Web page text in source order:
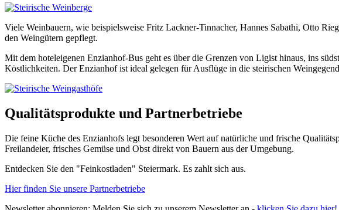
Viele Weinbauern, wie beispielsweise Fritz Lackner-Tinnacher, Hannes Sabathi, Otto
den Weingütern gepflegt.
Mit dem hoteleigenen Enzianhof-Bus geht es über die Grenzen von Ligist hinaus, ins
Köstlichkeiten. Der Enzianhof ist ideal gelegen für Ausflüge in die steirischen
Qualitätsprodukte und Partnerbetriebe
Die feine Küche des Enzianhofs legt besonderen Wert auf natürliche und frische
Freilandeier, frisches Gemüse und Obst direkt von Bauern aus der Umgebung.
Entdecken Sie den "Feinkostladen" Steiermark. Es zahlt sich aus.
Hier finden Sie unsere Partnerbetriebe